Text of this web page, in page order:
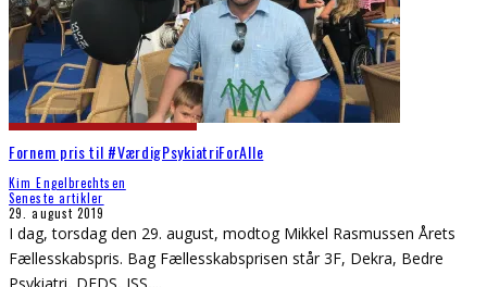
Fornem pris til #VærdigPsykiatriForAlle
Kim Engelbrechtsen
Seneste artikler
29. august 2019
I dag, torsdag den 29. august, modtog Mikkel Rasmussen Årets
Fællesskabspris. Bag Fællesskabsprisen står 3F, Dekra, Bedre